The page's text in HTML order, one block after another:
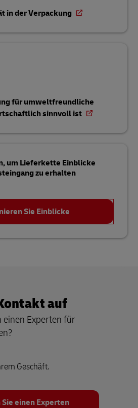
in der Verpackung
für umweltfreundliche
sinnvoll ist
um Lieferkette Einblicke
zu erhalten
Sie Einblicke
auf
einen Experten für
Geschäft.
einen Experten